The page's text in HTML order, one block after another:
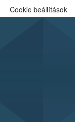
Cookie beállítások